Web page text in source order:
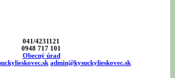
041/4231121
0948 717 101
Obecný úrad
admin@kysuckylieskovec.sk